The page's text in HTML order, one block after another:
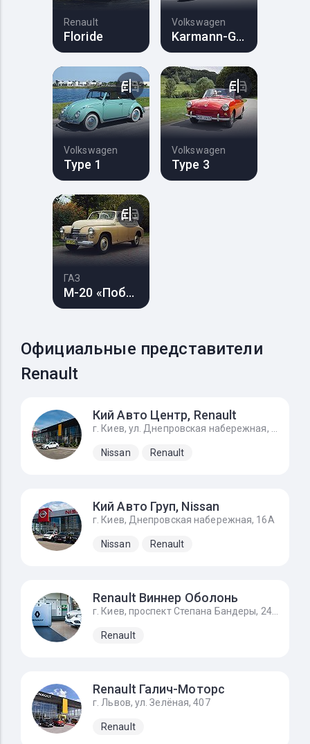
Renault
Floride
Volkswagen
Karmann-Ghia
Volkswagen
Type 1
Volkswagen
Type 3
ГАЗ
М-20 «Победа»
Официальные представители
Renault
Кий Авто Центр, Renault
Nissan Renault
Кий Авто Груп, Nissan
г. Киев, Днепровская набережная, 16А
Nissan Renault
Renault Виннер Оболонь
г. Киев, проспект Степана Бандеры, 24Д
Renault
Renault Галич-Моторс
г. Львов, ул. Зелёная, 407
Renault